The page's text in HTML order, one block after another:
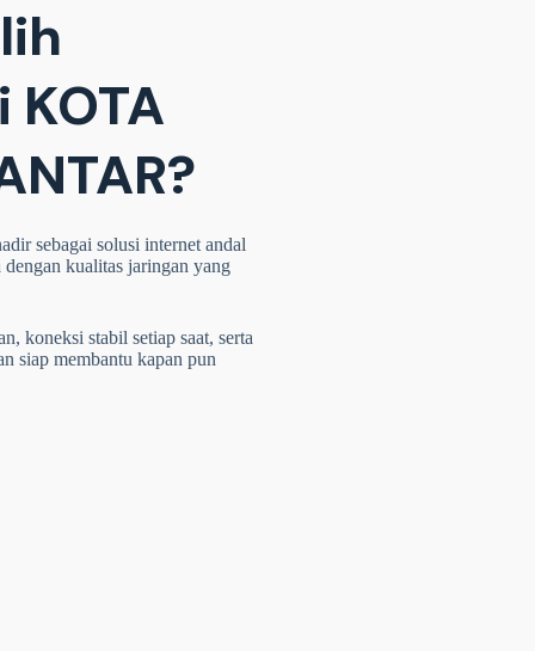
sebagai solusi internet andal
kualitas jaringan yang
koneksi stabil setiap saat, serta
siap membantu kapan pun